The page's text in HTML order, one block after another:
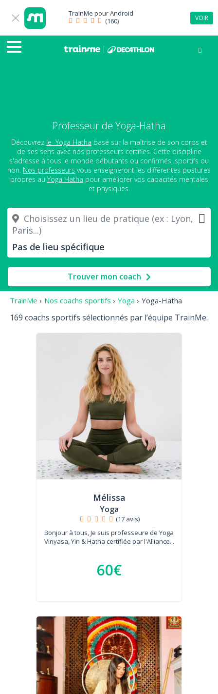
TrainMe pourAndroid
(160)
VOIR
Professeur de Yoga-Hatha
Découvrez le Yoga Hatha basé sur la maîtrise de son corps et
de ses sens avec nos professeurs certifiés. Cette discipline
s'adresse à tous le monde débutants ou confirmés, sportifs ou
non. Nos professeurs vous enseigneront les différentes postures
propres au Yoga Hatha pour améliorer vos capacités mentales
et physiques.
Choisissez un lieu de pratique (ex : Lyon,
Paris...)
Trouver mon coach
TrainMe › Nos coachs sportifs › Yoga › Yoga-Hatha
169 coachs sportifs sélectionnés par l’équipe TrainMe.
Mélissa
Yoga
(17 avis)
Bonjour à tous, Je suis professeure de Yoga
Vinyasa, Yin & Hatha certifiée par l'Alliance...
60€